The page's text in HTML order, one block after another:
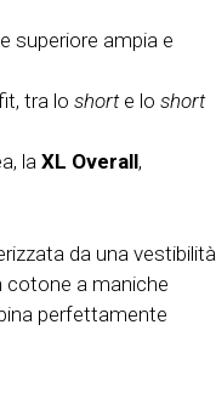
superiore ampia e
tra lo shorte lo short
la XL Overall,
da una vestibilità
cotone a maniche
perfettamente